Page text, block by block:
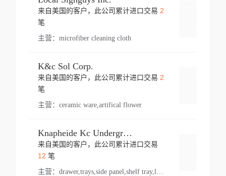
来自美国的客户，此公司累计进口交易 2
笔
主营： microfiber cleaning cloth
K&c Sol Corp.
来自美国的客户，此公司累计进口交易 2
笔
主营： ceramic ware,artifical flower
Knapheide Kc Underground
来自美国的客户，此公司累计进口交易
12 笔
主营：